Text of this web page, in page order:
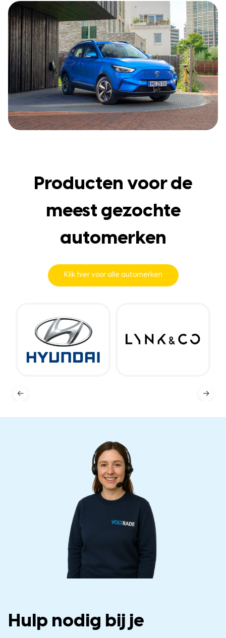
Producten voor de
meest gezochte
automerken
Klik hier voor alle automerken
← →
Hulp nodig bij je